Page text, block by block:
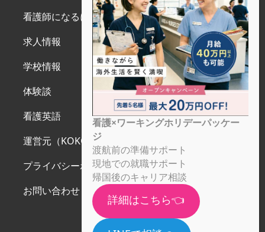
看護師になるには
求人情報
学校情報
体験談
看護英語
運営元（KOKOS JAPAN）
プライバシーポリシー
お問い合わせ
看護×ワーキングホリデーパッケー
ジ
渡航前の準備サポート
現地での就職サポート
帰国後のキャリア相談
詳細はこちら👈